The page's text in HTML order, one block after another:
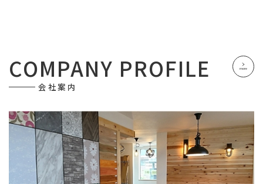
COMPANY PROFILE
会社案内
more